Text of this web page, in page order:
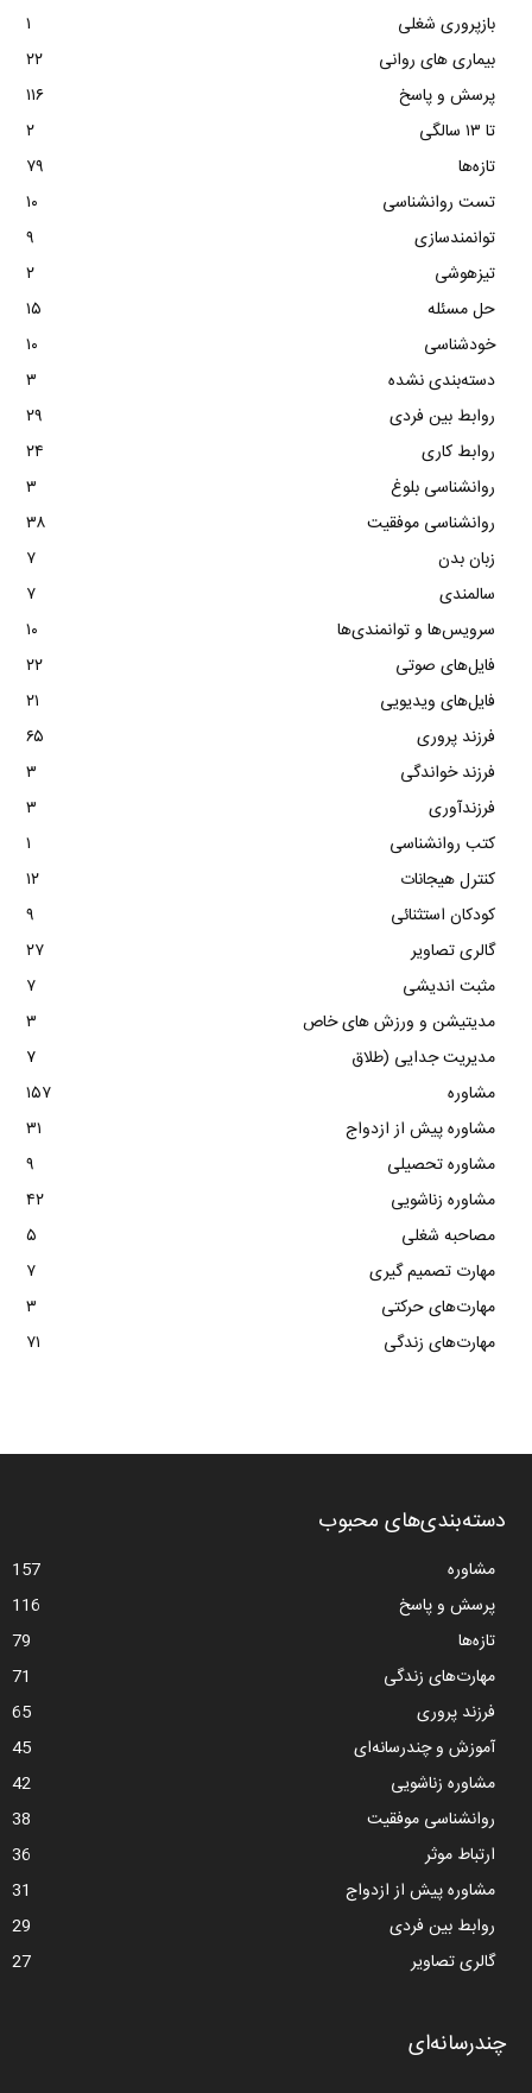
بازپروری شغلی
۱
بیماری های روانی
۲۲
پرسش و پاسخ
۱۱۶
تا ۱۳ سالگی
۲
تازه‌ها
۷۹
تست روانشناسی
۱۰
توانمندسازی
۹
تیزهوشی
۲
حل مسئله
۱۵
خودشناسی
۱۰
دسته‌بندی نشده
۳
روابط بین فردی
۲۹
روابط کاری
۲۴
روانشناسی بلوغ
۳
روانشناسی موفقیت
۳۸
زبان بدن
۷
سالمندی
۷
سرویس‌ها و توانمندی‌ها
۱۰
فایل‌های صوتی
۲۲
فایل‌های ویدیویی
۲۱
فرزند پروری
۶۵
فرزند خواندگی
۳
فرزندآوری
۳
کتب روانشناسی
۱
کنترل هیجانات
۱۲
کودکان استثنائی
۹
گالری تصاویر
۲۷
مثبت اندیشی
۷
مدیتیشن و ورزش های خاص
۳
مدیریت جدایی (طلاق
۷
مشاوره
۱۵۷
مشاوره پیش از ازدواج
۳۱
مشاوره تحصیلی
۹
مشاوره زناشویی
۴۲
مصاحبه شغلی
۵
مهارت تصمیم گیری
۷
مهارت‌های حرکتی
۳
مهارت‌های زندگی
۷۱
دسته‌بندی‌های محبوب
مشاوره
157
پرسش و پاسخ
116
تازه‌ها
79
مهارت‌های زندگی
71
فرزند پروری
65
آموزش و چندرسانه‌ای
45
مشاوره زناشویی
42
روانشناسی موفقیت
38
ارتباط موثر
36
مشاوره پیش از ازدواج
31
روابط بین فردی
29
گالری تصاویر
27
چندرسانه‌ای